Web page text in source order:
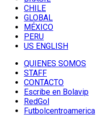
CHILE
GLOBAL
MÉXICO
PERU
US ENGLISH
QUIENES SOMOS
STAFF
CONTACTO
Escribe en Bolavip
RedGol
Futbolcentroamerica